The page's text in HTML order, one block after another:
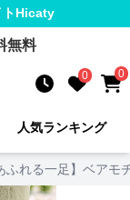
Hicaty
無料
0 0
人気ランキング
ふれる一足】ベア